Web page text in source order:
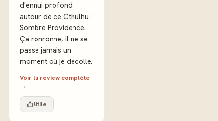
d'ennui profond
autour de ce Cthulhu :
Sombre Providence.
Ça ronronne, il ne se
passe jamais un
moment où je décolle.
Voir la review complète
→
Utile